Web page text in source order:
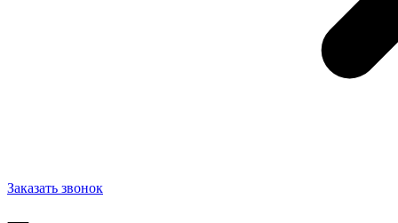
Заказать звонок